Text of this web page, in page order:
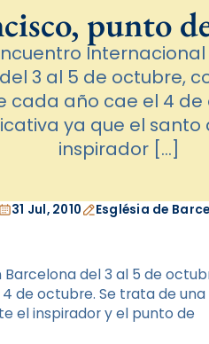
punto
3 al 5 de octubre,
cada año cae el 4
ya que el santo
inspirador […]
31 Jul, 2010 Església de
del 3 al 5 de
de octubre. Se trata de una
el inspirador y el punto de